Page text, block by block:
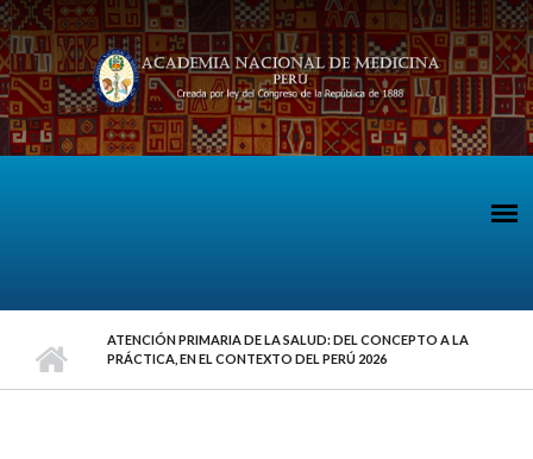
Pasar al contenido principal
ATENCIÓN PRIMARIA DE LA SALUD: DEL CONCEPTO A LA
PRÁCTICA, EN EL CONTEXTO DEL PERÚ 2026